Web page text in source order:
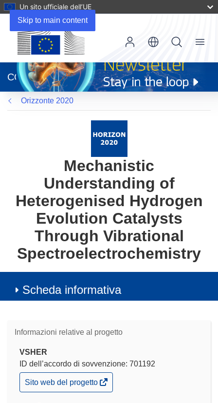
Skip to main content
Un sito ufficiale dell’UE
apre
in
una
nuova
finestra)
CORDIS
Menu
Orizzonte 2020
Mechanistic
Understanding of
Heterogenised Hydrogen
Evolution Catalysts
Through Vibrational
Spectroelectrochemistry
Scheda informativa
Informazioni relative al progetto
VSHER
ID dell’accordo di sovvenzione: 701192
(si
apre
Sito web del progetto